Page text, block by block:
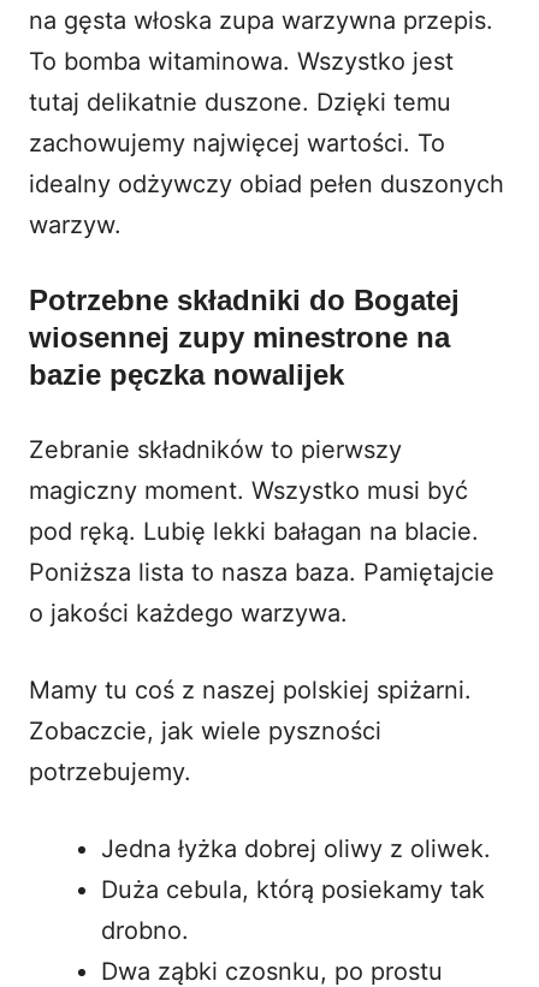
na gęsta włoska zupa warzywna przepis.
To bomba witaminowa. Wszystko jest
tutaj delikatnie duszone. Dzięki temu
zachowujemy najwięcej wartości. To
idealny odżywczy obiad pełen duszonych
warzyw.
Potrzebne składniki do Bogatej
wiosennej zupy minestrone na
bazie pęczka nowalijek
Zebranie składników to pierwszy
magiczny moment. Wszystko musi być
pod ręką. Lubię lekki bałagan na blacie.
Poniższa lista to nasza baza. Pamiętajcie
o jakości każdego warzywa.
Mamy tu coś z naszej polskiej spiżarni.
Zobaczcie, jak wiele pyszności
potrzebujemy.
Jedna łyżka dobrej oliwy z oliwek.
Duża cebula, którą posiekamy tak
drobno.
Dwa ząbki czosnku, po prostu